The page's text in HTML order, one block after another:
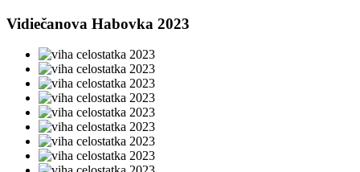
Vidiečanova Habovka 2023